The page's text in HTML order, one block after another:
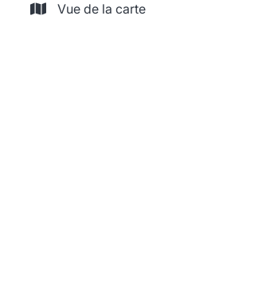
Vue de la carte